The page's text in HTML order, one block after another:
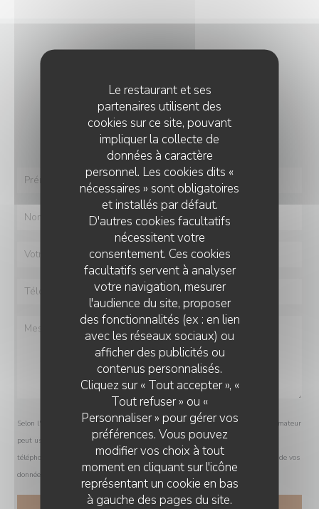
Le restaurant et ses
partenaires utilisent des
cookies sur ce site, pouvant
impliquer la collecte de
données à caractère
personnel. Les cookies dits «
nécessaires » sont obligatoires
et installés par défaut.
D'autres cookies facultatifs
nécessitent votre
consentement. Ces cookies
facultatifs servent à analyser
votre navigation, mesurer
l'audience du site, proposer
des fonctionnalités (ex : en lien
avec les réseaux sociaux) ou
afficher des publicités ou
contenus personnalisés.
Cliquez sur « Tout accepter », «
Tout refuser » ou «
Personnaliser » pour gérer vos
préférences. Vous pouvez
modifier vos choix à tout
moment en cliquant sur l'icône
représentant un cookie en bas
à gauche des pages du site.
Vous désirez nous contacter ?
Remplissez le formulaire ci-dessous !
Selon l'article L.223-2 du code de la consommation, il est rappelé que le consommateur
peut user de son droit à s'inscrire sur la liste d'opposition au démarchage
téléphonique Bloctel :
bloctel.gouv.fr . Pour plus d'informations sur le traitement de vos
données, consultez notre
politique de confidentialité